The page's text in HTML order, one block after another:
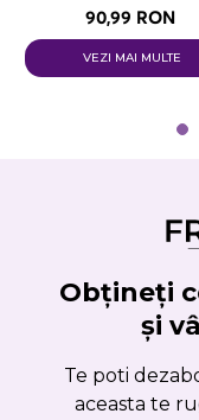
90,99 RON
VEZI MAI MULTE
Obțineți
și
Te poti
aceasta te